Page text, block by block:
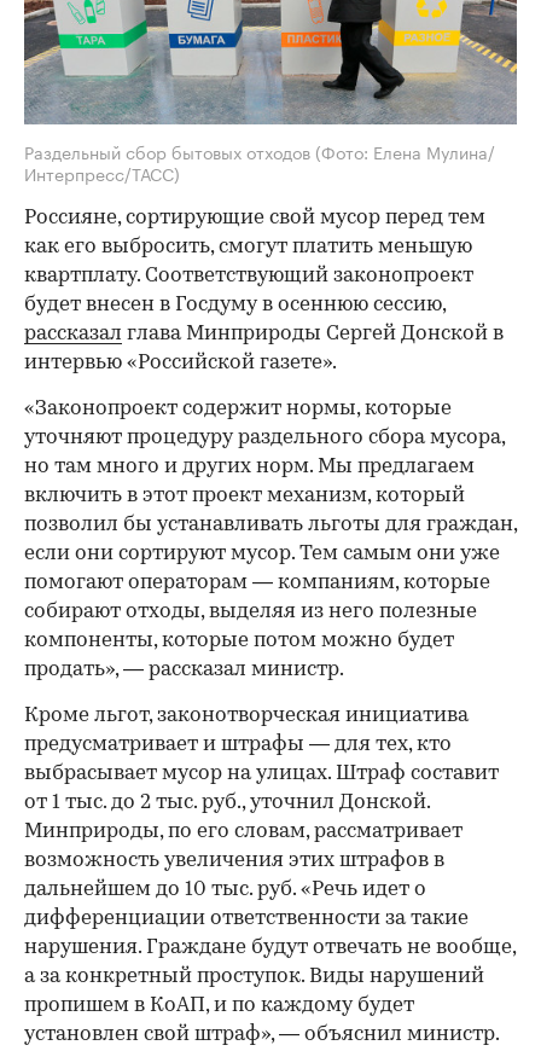
Раздельный сбор бытовых отходов (Фото: Елена Мулина/
Интерпресс/ТАСС)
Россияне, сортирующие свой мусор перед тем
как его выбросить, смогут платить меньшую
квартплату. Соответствующий законопроект
будет внесен в Госдуму в осеннюю сессию,
рассказал глава Минприроды Сергей Донской в
интервью «Российской газете».
«Законопроект содержит нормы, которые
уточняют процедуру раздельного сбора мусора,
но там много и других норм. Мы предлагаем
включить в этот проект механизм, который
позволил бы устанавливать льготы для граждан,
если они сортируют мусор. Тем самым они уже
помогают операторам — компаниям, которые
собирают отходы, выделяя из него полезные
компоненты, которые потом можно будет
продать», — рассказал министр.
Кроме льгот, законотворческая инициатива
предусматривает и штрафы — для тех, кто
выбрасывает мусор на улицах. Штраф составит
от 1 тыс. до 2 тыс. руб., уточнил Донской.
Минприроды, по его словам, рассматривает
возможность увеличения этих штрафов в
дальнейшем до 10 тыс. руб. «Речь идет о
дифференциации ответственности за такие
нарушения. Граждане будут отвечать не вообще,
а за конкретный проступок. Виды нарушений
пропишем в КоАП, и по каждому будет
установлен свой штраф», — объяснил министр.